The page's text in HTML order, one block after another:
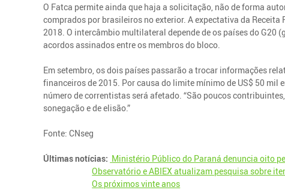
O Fatca permite ainda que haja a solicitação, não de forma
comprados por brasileiros no exterior. A expectativa da
2018. O intercâmbio multilateral depende de os países do
acordos assinados entre os membros do bloco.
Em setembro, os dois países passarão a trocar informações
financeiros de 2015. Por causa do limite mínimo de US$ 50 mil
número de correntistas será afetado. “São poucos
sonegação e de elisão.”
Fonte: CNseg
Últimas notícias: Ministério Público do Paraná denuncia oito
Observatório e ABIEX atualizam pesquisa sobre
Os próximos vinte anos​